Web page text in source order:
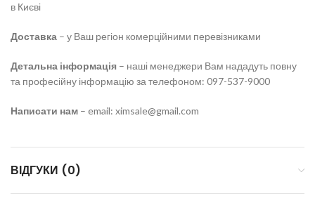
в Києві
Доставка – у Ваш регіон комерційними перевізниками
Детальна інформація – наші менеджери Вам нададуть повну
та професійну інформацію за телефоном: 097-537-9000
Написати нам – email: ximsale@gmail.com
ВІДГУКИ (0)